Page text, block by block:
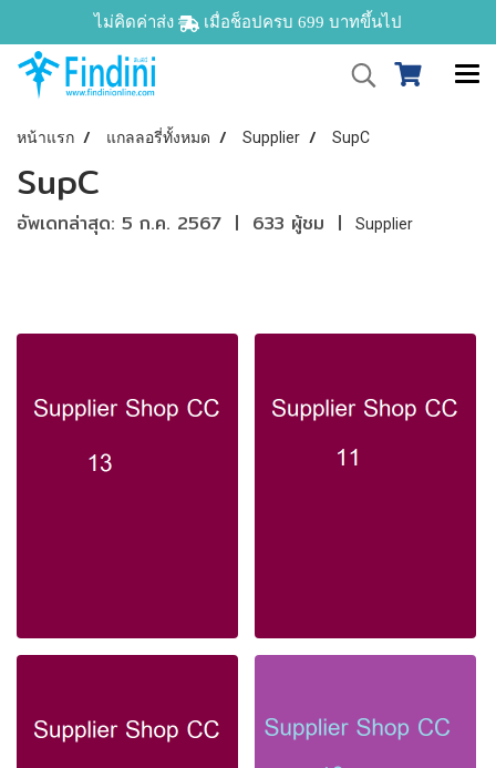
ไม่คิดค่าส่ง เมื่อช็อปครบ 699 บาทขึ้นไป
หน้าแรก แกลลอรี่ทั้งหมด Supplier SupC
SupC
อัพเดทล่าสุด: 5 ก.ค. 2567 | 633 ผู้ชม | Supplier